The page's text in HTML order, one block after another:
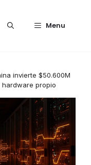
Menu
invierte $50.600M
propio